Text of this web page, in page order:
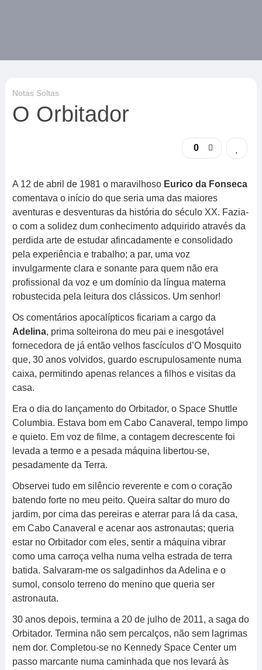
Notas Soltas
O Orbitador
0
A 12 de abril de 1981 o maravilhoso Eurico da Fonseca
comentava o início do que seria uma das maiores
aventuras e desventuras da história do século XX. Fazia-
o com a solidez dum conhecimento adquirido através da
perdida arte de estudar afincadamente e consolidado
pela experiência e trabalho; a par, uma voz
invulgarmente clara e sonante para quem não era
profissional da voz e um domínio da língua materna
robustecida pela leitura dos clássicos. Um senhor!
Os comentários apocalípticos ficariam a cargo da
Adelina, prima solteirona do meu pai e inesgotável
fornecedora de já então velhos fascículos d’O Mosquito
que, 30 anos volvidos, guardo escrupulosamente numa
caixa, permitindo apenas relances a filhos e visitas da
casa.
Era o dia do lançamento do Orbitador, o Space Shuttle
Columbia. Estava bom em Cabo Canaveral, tempo limpo
e quieto. Em voz de filme, a contagem decrescente foi
levada a termo e a pesada máquina libertou-se,
pesadamente da Terra.
Observei tudo em silêncio reverente e com o coração
batendo forte no meu peito. Queira saltar do muro do
jardim, por cima das pereiras e aterrar para lá da casa,
em Cabo Canaveral e acenar aos astronautas; queria
estar no Orbitador com eles, sentir a máquina vibrar
como uma carroça velha numa velha estrada de terra
batida. Salvaram-me os salgadinhos da Adelina e o
sumol, consolo terreno do menino que queria ser
astronauta.
30 anos depois, termina a 20 de julho de 2011, a saga do
Orbitador. Termina não sem percalços, não sem lagrimas
nem dor. Completou-se no Kennedy Space Center um
passo marcante numa caminhada que nos levará às